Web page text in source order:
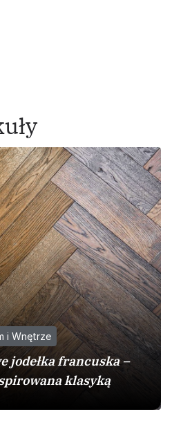
i Wnętrze
jodełka francuska –
klasyką